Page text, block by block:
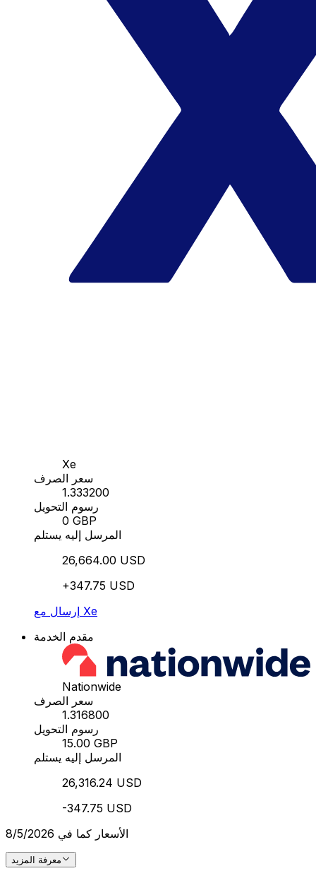
Xe
سعر الصرف
1.333200
رسوم التحويل
0 GBP
المرسل إليه يستلم
26,664.00 USD
+347.75 USD
إرسال مع Xe
مقدم الخدمة
Nationwide
سعر الصرف
1.316800
رسوم التحويل
15.00 GBP
المرسل إليه يستلم
26,316.24 USD
-347.75 USD
الأسعار كما في 8/5/2026
معرفة المزيد